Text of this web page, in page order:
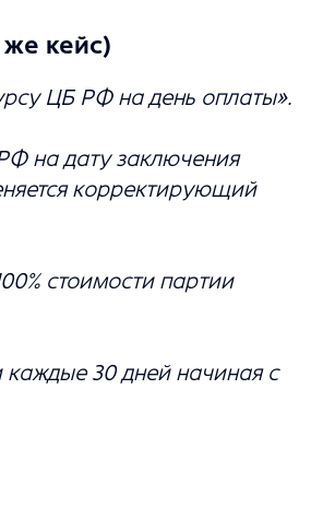
кейс)
ЦБ РФ на день оплаты».
на дату заключения
корректирующий
стоимости партии
30 дней начиная с